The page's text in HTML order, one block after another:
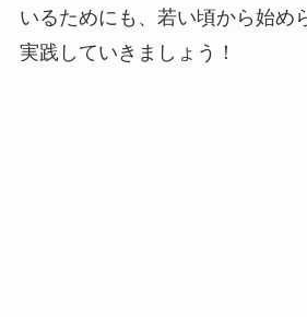
いるためにも、若い頃から始め
実践していきましょう！